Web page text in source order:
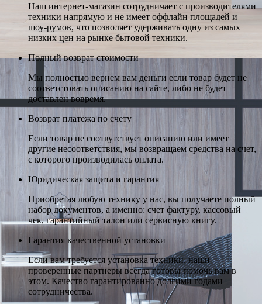
Наш интернет-магазин сотрудничает с производителями
техники напрямую и не имеет оффлайн площадей и
шоу-румов, что позволяет удерживать одну из самых
низких цен на рынке бытовой техники.
Полный возврат стоимости
Мы полностью вернем вам деньги если товар будет не
соответстовать описанию на сайте, либо не будет
доставлен вовремя.
Возврат платежа по счету
Если товар не соотвутствует описанию или имеет
другие несоответствия, мы возвращаем средства на счет,
с которого производилась оплата.
Юридическая защита и гарантия
Приобретая любую технику у нас, вы получаете полный
набор документов, а именно: счет фактуру, кассовый
чек, гарантийный талон или сервисную книгу.
Гарантия качественной установки
Если вам требуется установка техники, наши
проверенные партнеры всегда готовы помочь вам в
этом. Качество гарантированно долгими годами
сотрудничества.